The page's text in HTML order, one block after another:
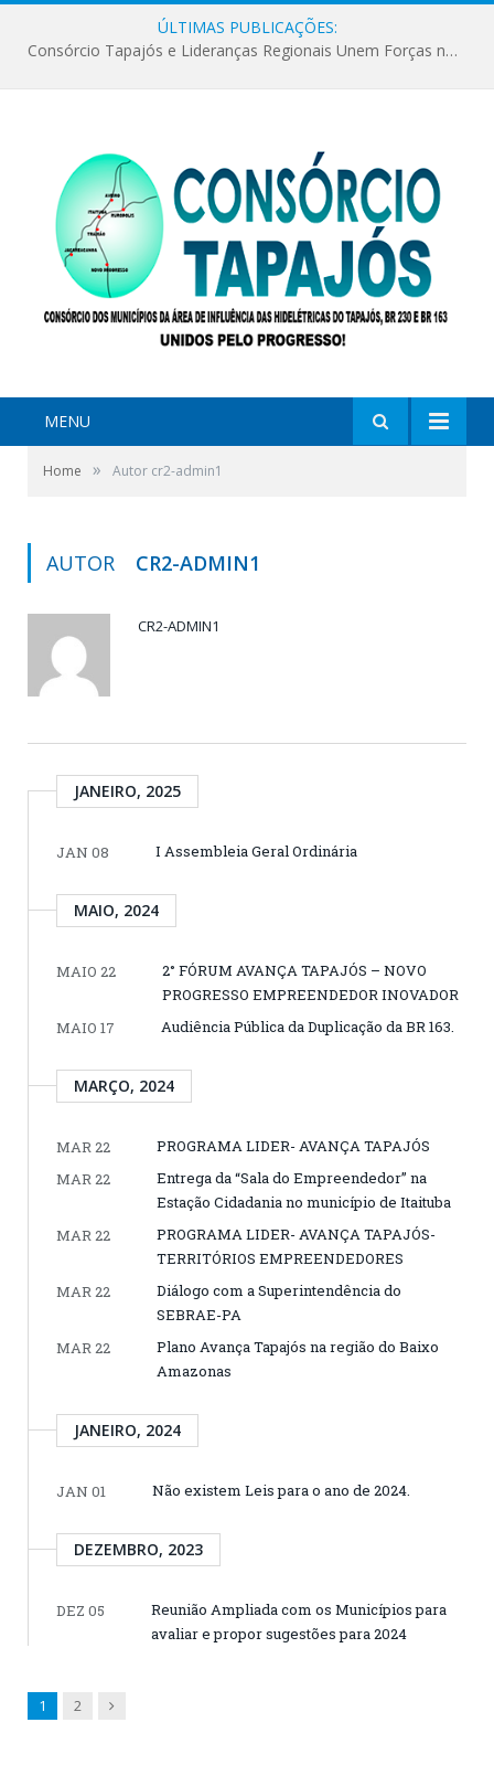
ÚLTIMAS PUBLICAÇÕES:
Consórcio Tapajós e Lideranças Regionais Unem Forças no Movimento Avança Tapajós.
MENU
Home » Autor cr2-admin1
AUTOR CR2-ADMIN1
CR2-ADMIN1
JANEIRO, 2025
JAN 08 I Assembleia Geral Ordinária
MAIO, 2024
MAIO 22
2° FÓRUM AVANÇA TAPAJÓS – NOVO
PROGRESSO EMPREENDEDOR INOVADOR
MAIO 17
Audiência Pública da Duplicação da BR 163.
MARÇO, 2024
MAR 22
PROGRAMA LIDER- AVANÇA TAPAJÓS
MAR 22
Entrega da “Sala do Empreendedor” na
Estação Cidadania no município de Itaituba
MAR 22
PROGRAMA LIDER- AVANÇA TAPAJÓS-
TERRITÓRIOS EMPREENDEDORES
MAR 22
Diálogo com a Superintendência do
SEBRAE-PA
MAR 22
Plano Avança Tapajós na região do Baixo
Amazonas
JANEIRO, 2024
JAN 01 Não existem Leis para o ano de 2024.
DEZEMBRO, 2023
DEZ 05
Reunião Ampliada com os Municípios para
avaliar e propor sugestões para 2024
1 2 Next